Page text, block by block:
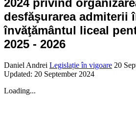
desfăşurarea admiterii
învăţământul liceal
2025 - 2026
Daniel Andrei Legislație în vigoare 20
Updated: 20 September 2024
Loading...